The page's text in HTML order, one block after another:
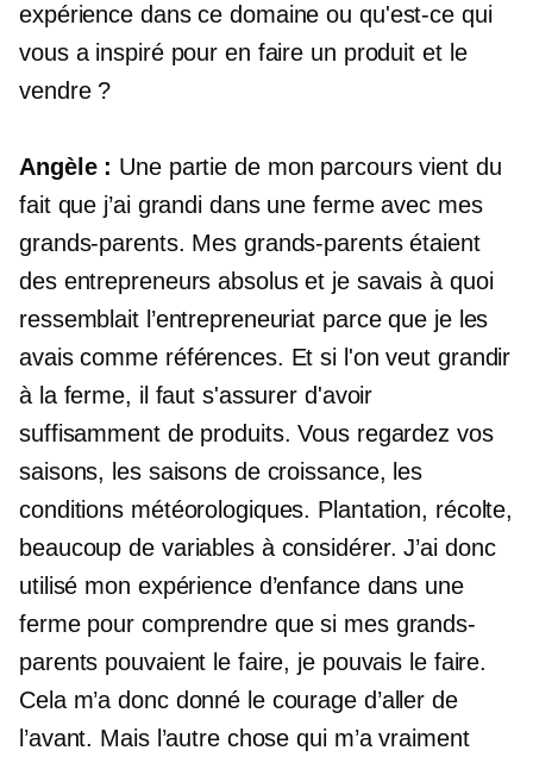
expérience dans ce domaine ou qu'est-ce qui
vous a inspiré pour en faire un produit et le
vendre ?
Angèle : Une partie de mon parcours vient du
fait que j’ai grandi dans une ferme avec mes
grands-parents. Mes grands-parents étaient
des entrepreneurs absolus et je savais à quoi
ressemblait l’entrepreneuriat parce que je les
avais comme références. Et si l'on veut grandir
à la ferme, il faut s'assurer d'avoir
suffisamment de produits. Vous regardez vos
saisons, les saisons de croissance, les
conditions météorologiques. Plantation, récolte,
beaucoup de variables à considérer. J’ai donc
utilisé mon expérience d’enfance dans une
ferme pour comprendre que si mes grands-
parents pouvaient le faire, je pouvais le faire.
Cela m’a donc donné le courage d’aller de
l’avant. Mais l’autre chose qui m’a vraiment